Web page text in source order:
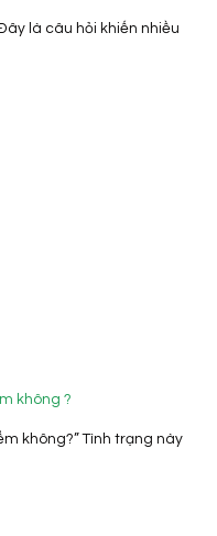
là câu hỏi khiến nhiều
không ?
không?” Tình trạng này